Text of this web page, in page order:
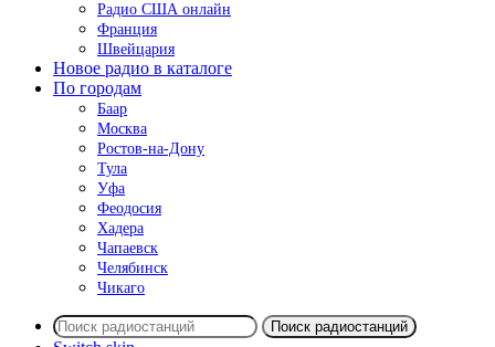
Радио США онлайн
Франция
Швейцария
Новое радио в каталоге
По городам
Баар
Москва
Ростов-на-Дону
Тула
Уфа
Феодосия
Хадера
Чапаевск
Челябинск
Чикаго
Поиск радиостанций